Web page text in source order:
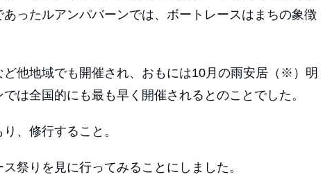
ったルアンパバーンでは、ボートレースはまちの象徴
他地域でも開催され、おもには10月の雨安居（※）明
は全国的にも最も早く開催されるとのことでした。
、修行すること。
祭りを見に行ってみることにしました。